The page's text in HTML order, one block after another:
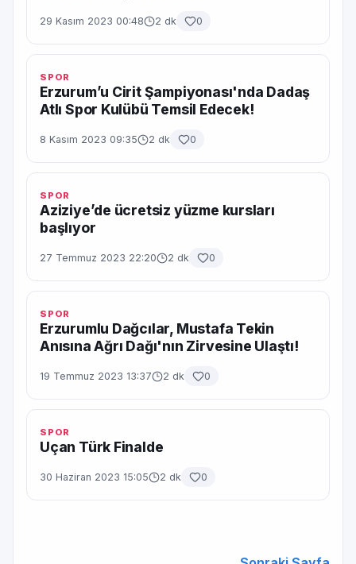
29 Kasım 2023 00:48 2 dk 0
SPOR
Erzurum’u Cirit Şampiyonası'nda Dadaş
Atlı Spor Kulübü Temsil Edecek!
8 Kasım 2023 09:35 2 dk 0
SPOR
Aziziye’de ücretsiz yüzme kursları
başlıyor
27 Temmuz 2023 22:20 2 dk 0
SPOR
Erzurumlu Dağcılar, Mustafa Tekin
Anısına Ağrı Dağı'nın Zirvesine Ulaştı!
19 Temmuz 2023 13:37 2 dk 0
SPOR
Uçan Türk Finalde
30 Haziran 2023 15:05 2 dk 0